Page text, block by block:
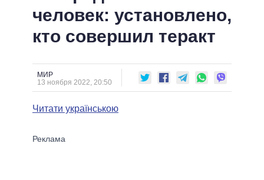
МНЕНИЯ
ОБЗОРЫ
ДАЙДЖЕСТЫ
ВСЕ ПОЛИТИКИ
ПРЕЗИДЕНТ И ОФИС
ВЕРХОВНАЯ РАДА
ГЛАВЫ ОБЛАДМИНИСТРАЦИЙ
МЭРЫ
ВСЕ ПЕРСОНЫ
ИНФОГРАФИКА
ВИДЕО
СРАВНЕНИЕ ПОЛИТИКОВ
человек: установлено,
кто совершил теракт
МИР
13 ноября 2022, 20:50
Читати українською